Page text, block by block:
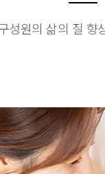
성원의 삶의 질